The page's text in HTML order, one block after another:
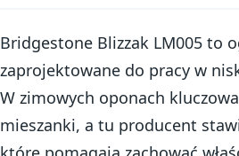
Bridgestone Blizzak LM005 to
zaprojektowane do pracy w
W zimowych oponach
mieszanki, a tu producent